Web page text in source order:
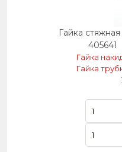
Гайка стяжная
405641
Гайка
Гайка